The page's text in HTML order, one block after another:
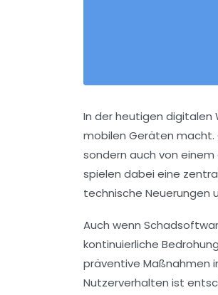
In der heutigen digitalen
mobilen Geräten
sondern auch von
spielen dabei eine
technische Neuerungen
Auch wenn
kontinuierliche
präventive Maßnahmen
Nutzerverhalten ist